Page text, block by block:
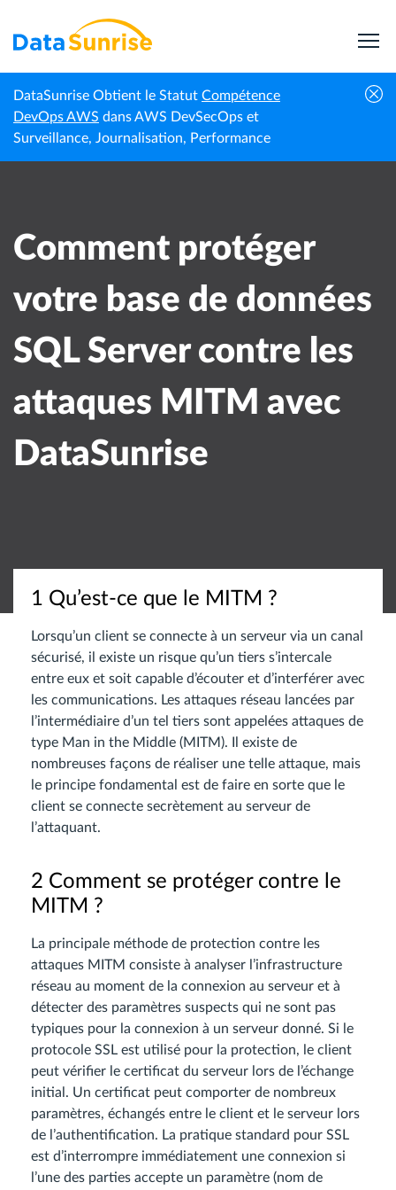
DataSunrise Obtient le Statut Compétence
DevOps AWS dans AWS DevSecOps et
Surveillance, Journalisation, Performance
Accueil
Actualités
professionnelles
Comment protéger votre base de données
SQL Server contre les attaques MITM avec
DataSunrise
Comment protéger
votre base de données
SQL Server contre les
attaques MITM avec
DataSunrise
1 Qu’est-ce que le MITM ?
Lorsqu’un client se connecte à un serveur via un canal
sécurisé, il existe un risque qu’un tiers s’intercale
entre eux et soit capable d’écouter et d’interférer avec
les communications. Les attaques réseau lancées par
l’intermédiaire d’un tel tiers sont appelées attaques de
type Man in the Middle (MITM). Il existe de
nombreuses façons de réaliser une telle attaque, mais
le principe fondamental est de faire en sorte que le
client se connecte secrètement au serveur de
l’attaquant.
2 Comment se protéger contre le
MITM ?
La principale méthode de protection contre les
attaques MITM consiste à analyser l’infrastructure
réseau au moment de la connexion au serveur et à
détecter des paramètres suspects qui ne sont pas
typiques pour la connexion à un serveur donné. Si le
protocole SSL est utilisé pour la protection, le client
peut vérifier le certificat du serveur lors de l’échange
initial. Un certificat peut comporter de nombreux
paramètres, échangés entre le client et le serveur lors
de l’authentification. La pratique standard pour SSL
est d’interrompre immédiatement une connexion si
l’une des parties accepte un paramètre (nom de